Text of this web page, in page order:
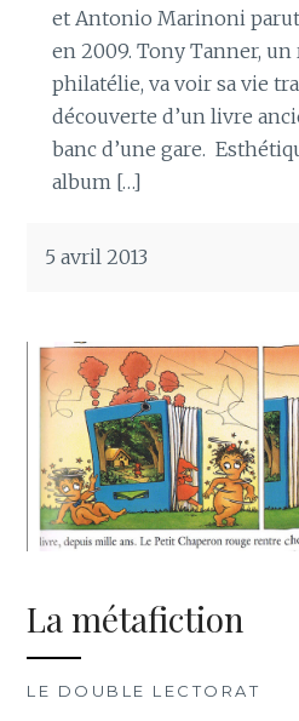
et Antonio Marinoni
en 2009. Tony Tanner,
philatélie, va voir sa vie
découverte d’un livre
banc d’une gare.
album […]
5 avril 2013
La métafiction
LE DOUBLE LECTORAT